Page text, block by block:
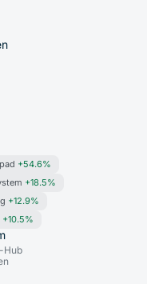
+54.6%
+18.5%
+12.9%
+10.5%
Hub